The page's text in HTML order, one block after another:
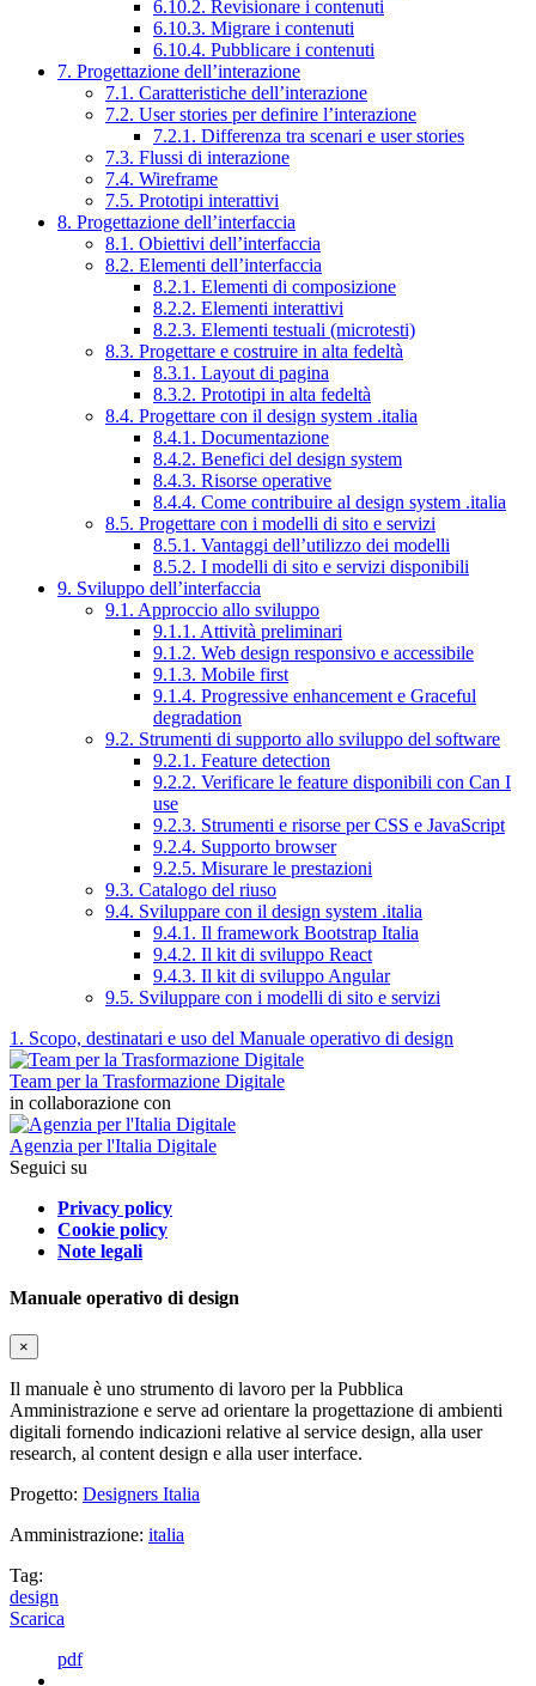
6.10.2. Revisionare i contenuti
6.10.3. Migrare i contenuti
6.10.4. Pubblicare i contenuti
7. Progettazione dell’interazione
7.1. Caratteristiche dell’interazione
7.2. User stories per definire l’interazione
7.2.1. Differenza tra scenari e user stories
7.3. Flussi di interazione
7.4. Wireframe
7.5. Prototipi interattivi
8. Progettazione dell’interfaccia
8.1. Obiettivi dell’interfaccia
8.2. Elementi dell’interfaccia
8.2.1. Elementi di composizione
8.2.2. Elementi interattivi
8.2.3. Elementi testuali (microtesti)
8.3. Progettare e costruire in alta fedeltà
8.3.1. Layout di pagina
8.3.2. Prototipi in alta fedeltà
8.4. Progettare con il design system .italia
8.4.1. Documentazione
8.4.2. Benefici del design system
8.4.3. Risorse operative
8.4.4. Come contribuire al design system .italia
8.5. Progettare con i modelli di sito e servizi
8.5.1. Vantaggi dell’utilizzo dei modelli
8.5.2. I modelli di sito e servizi disponibili
9. Sviluppo dell’interfaccia
9.1. Approccio allo sviluppo
9.1.1. Attività preliminari
9.1.2. Web design responsivo e accessibile
9.1.3. Mobile first
9.1.4. Progressive enhancement e Graceful
degradation
9.2. Strumenti di supporto allo sviluppo del software
9.2.1. Feature detection
9.2.2. Verificare le feature disponibili con Can I
use
9.2.3. Strumenti e risorse per CSS e JavaScript
9.2.4. Supporto browser
9.2.5. Misurare le prestazioni
9.3. Catalogo del riuso
9.4. Sviluppare con il design system .italia
9.4.1. Il framework Bootstrap Italia
9.4.2. Il kit di sviluppo React
9.4.3. Il kit di sviluppo Angular
9.5. Sviluppare con i modelli di sito e servizi
1. Scopo, destinatari e uso del Manuale operativo di design
Team per la Trasformazione Digitale
in collaborazione con
Agenzia per l'Italia Digitale
Seguici su
Privacy policy
Cookie policy
Note legali
Manuale operativo di design
×
Il manuale è uno strumento di lavoro per la Pubblica
Amministrazione e serve ad orientare la progettazione di ambienti
digitali fornendo indicazioni relative al service design, alla user
research, al content design e alla user interface.
Progetto: Designers Italia
Amministrazione: italia
Tag:
design
Scarica
pdf